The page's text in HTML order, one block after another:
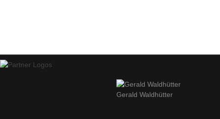
Gerald Waldhütter